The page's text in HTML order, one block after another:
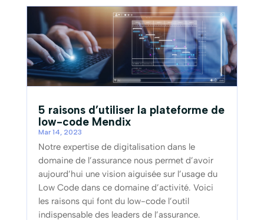
5 raisons d’utiliser la plateforme de
low-code Mendix
Mar 14, 2023
Notre expertise de digitalisation dans le
domaine de l’assurance nous permet d’avoir
aujourd’hui une vision aiguisée sur l’usage du
Low Code dans ce domaine d’activité. Voici
les raisons qui font du low-code l’outil
indispensable des leaders de l’assurance.